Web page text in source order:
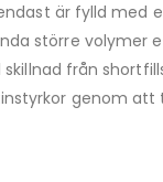
är fylld
större volymer
skillnad från
genom att